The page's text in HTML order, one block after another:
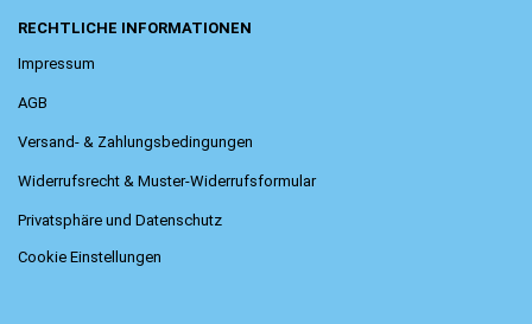
RECHTLICHE INFORMATIONEN
Impressum
AGB
Versand- & Zahlungsbedingungen
Widerrufsrecht & Muster-Widerrufsformular
Privatsphäre und Datenschutz
Cookie Einstellungen